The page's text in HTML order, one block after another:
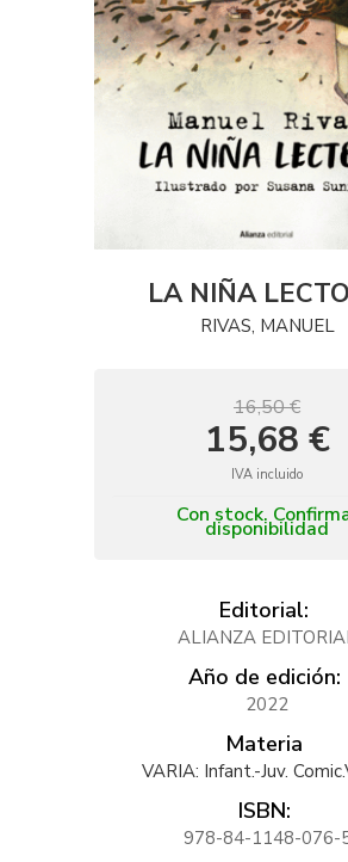
LA NIÑA
RIVAS, MANUEL
16,50 €
15,68 €
IVA incluido
Con stock.
disponibilidad
Editorial:
ALIANZA
Año de edición:
2022
Materia
VARIA: Infant.-Juv.
ISBN:
978-84-1148-076-